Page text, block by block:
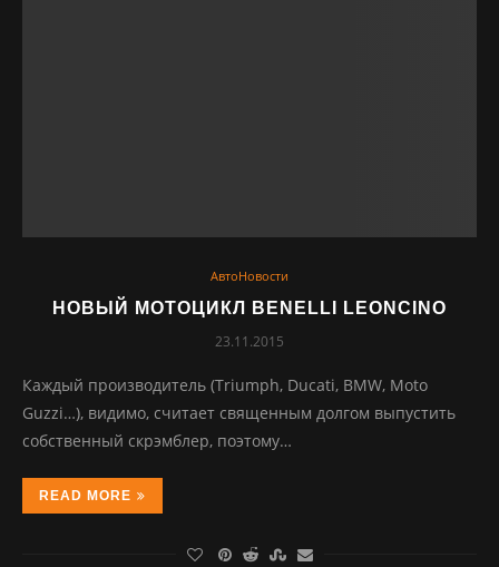
АвтоНовости
НОВЫЙ МОТОЦИКЛ BENELLI LEONCINO
23.11.2015
Каждый производитель (Triumph, Ducati, BMW, Moto
Guzzi…), видимо, считает священным долгом выпустить
собственный скрэмблер, поэтому…
READ MORE